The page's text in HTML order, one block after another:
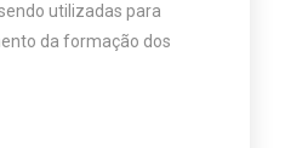
utilizadas para
da formação dos